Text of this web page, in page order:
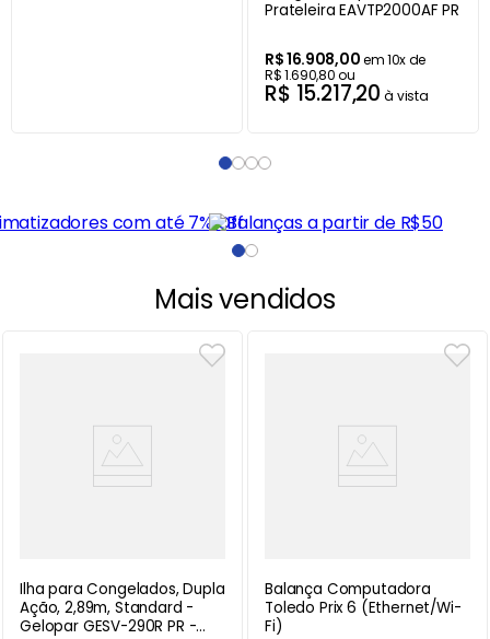
Prateleira EAVTP2000AF PR
R$16.908,00em10x de
R$1.690,80ou
R$ 15.217,20 à vista
Mais vendidos
Ilha para Congelados, Dupla
Ação, 2,89m, Standard -
Gelopar GESV-290R PR -
Balança Computadora
Toledo Prix 6 (Ethernet/Wi-
Fi)